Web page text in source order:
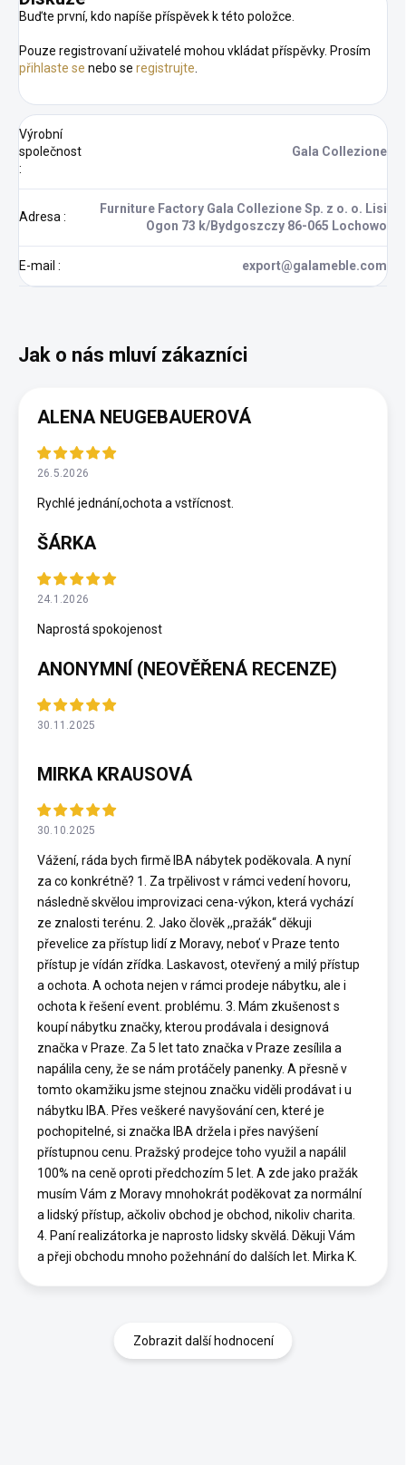
Buďte první, kdo napíše příspěvek k této položce.
Pouze registrovaní uživatelé mohou vkládat příspěvky. Prosím
přihlaste se nebo se registrujte
Výrobní
společnost
:
Gala Collezione
Adresa :
Furniture Factory Gala Collezione Sp. z o. o. Lisi
Ogon 73 k/Bydgoszczy 86-065 Lochowo
E-mail : export@galameble.com
ALENA NEUGEBAUEROVÁ
26.5.2026
Rychlé jednání,ochota a vstřícnost.
ŠÁRKA
24.1.2026
Naprostá spokojenost
ANONYMNÍ (NEOVĚŘENÁ RECENZE)
30.11.2025
MIRKA KRAUSOVÁ
30.10.2025
Vážení, ráda bych firmě IBA nábytek poděkovala. A nyní
za co konkrétně? 1. Za trpělivost v rámci vedení hovoru,
následně skvělou improvizaci cena-výkon, která vychází
ze znalosti terénu. 2. Jako člověk ,,pražák“ děkuji
převelice za přístup lidí z Moravy, neboť v Praze tento
přístup je vídán zřídka. Laskavost, otevřený a milý přístup
a ochota. A ochota nejen v rámci prodeje nábytku, ale i
ochota k řešení event. problému. 3. Mám zkušenost s
koupí nábytku značky, kterou prodávala i designová
značka v Praze. Za 5 let tato značka v Praze zesílila a
napálila ceny, že se nám protáčely panenky. A přesně v
tomto okamžiku jsme stejnou značku viděli prodávat i u
nábytku IBA. Přes veškeré navyšování cen, které je
pochopitelné, si značka IBA držela i přes navýšení
přístupnou cenu. Pražský prodejce toho využil a napálil
100% na ceně oproti předchozím 5 let. A zde jako pražák
musím Vám z Moravy mnohokrát poděkovat za normální
a lidský přístup, ačkoliv obchod je obchod, nikoliv charita.
4. Paní realizátorka je naprosto lidsky skvělá. Děkuji Vám
a přeji obchodu mnoho požehnání do dalších let. Mirka K.
Zobrazit další hodnocení